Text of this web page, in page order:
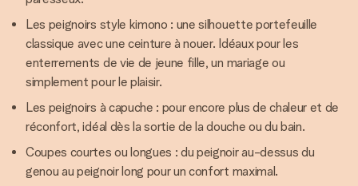
Les peignoirs style kimono : une silhouette portefeuille
classique avec une ceinture à nouer. Idéaux pour les
enterrements de vie de jeune fille, un mariage ou
simplement pour le plaisir.
Les peignoirs à capuche : pour encore plus de chaleur et de
réconfort, idéal dès la sortie de la douche ou du bain.
Coupes courtes ou longues : du peignoir au-dessus du
genou au peignoir long pour un confort maximal.